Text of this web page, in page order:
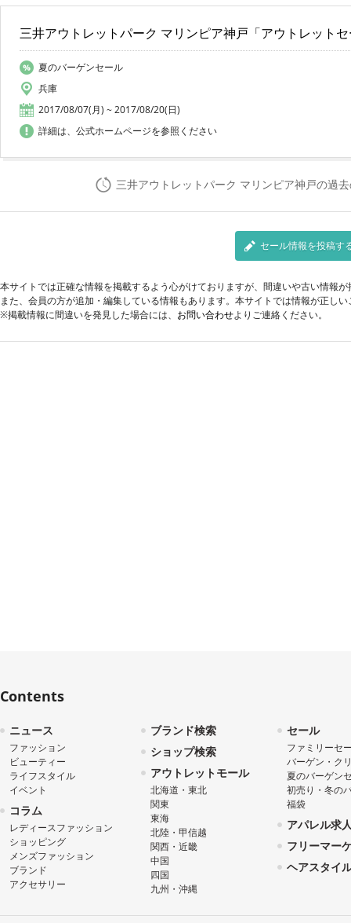
三井アウトレットパーク マリンピア神戸「アウトレット
夏のバーゲンセール
兵庫
2017/08/07(月) ~ 2017/08/20(日)
詳細は、公式ホームページを参照ください
三井アウトレットパーク マリンピア神戸の過
セール情報を投稿す
本サイトでは正確な情報を掲載するよう心がけておりますが、間違いや古い情報
また、会員の方が追加・編集している情報もあります。本サイトでは情報が正し
※掲載情報に間違いを発見した場合には、 お問い合わせよりご連絡ください。
Contents
ニュース
ファッション
ビューティー
ライフスタイル
イベント
コラム
レディースファッション
ショッピング
メンズファッション
ブランド
アクセサリー
ブランド検索
ショップ検索
アウトレットモール
北海道・東北
関東
東海
北陸・甲信越
関西・近畿
中国
四国
九州・沖縄
セール
ファミリーセ
バーゲン・ク
夏のバーゲン
初売り・冬の
福袋
アパレル求
フリーマー
ヘアスタイ